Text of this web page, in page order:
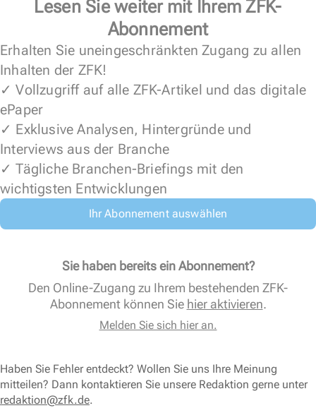
Lesen Sie weiter mit Ihrem ZFK-
Abonnement
Erhalten Sie uneingeschränkten Zugang zu allen
Inhalten der ZFK!
✓ Vollzugriff auf alle ZFK-Artikel und das digitale
ePaper
✓ Exklusive Analysen, Hintergründe und
Interviews aus der Branche
✓ Tägliche Branchen-Briefings mit den
wichtigsten Entwicklungen
Ihr Abonnement auswählen
Sie haben bereits ein Abonnement?
Den Online-Zugang zu Ihrem bestehenden ZFK-
Abonnement können Sie hier aktivieren.
Melden Sie sich hier an.
Haben Sie Fehler entdeckt? Wollen Sie uns Ihre Meinung
mitteilen? Dann kontaktieren Sie unsere Redaktion gerne unter
redaktion@zfk.de.